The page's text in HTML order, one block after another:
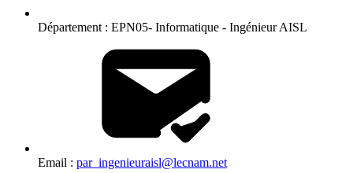
Département : EPN05- Informatique - Ingénieur AISL
Email : par_ingenieuraisl@lecnam.net